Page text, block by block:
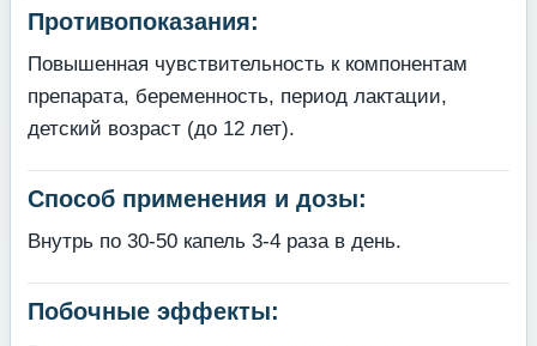
Противопоказания:
Повышенная чувствительность к компонентам
препарата, беременность, период лактации,
детский возраст (до 12 лет).
Способ применения и дозы:
Внутрь по 30-50 капель 3-4 раза в день.
Побочные эффекты: